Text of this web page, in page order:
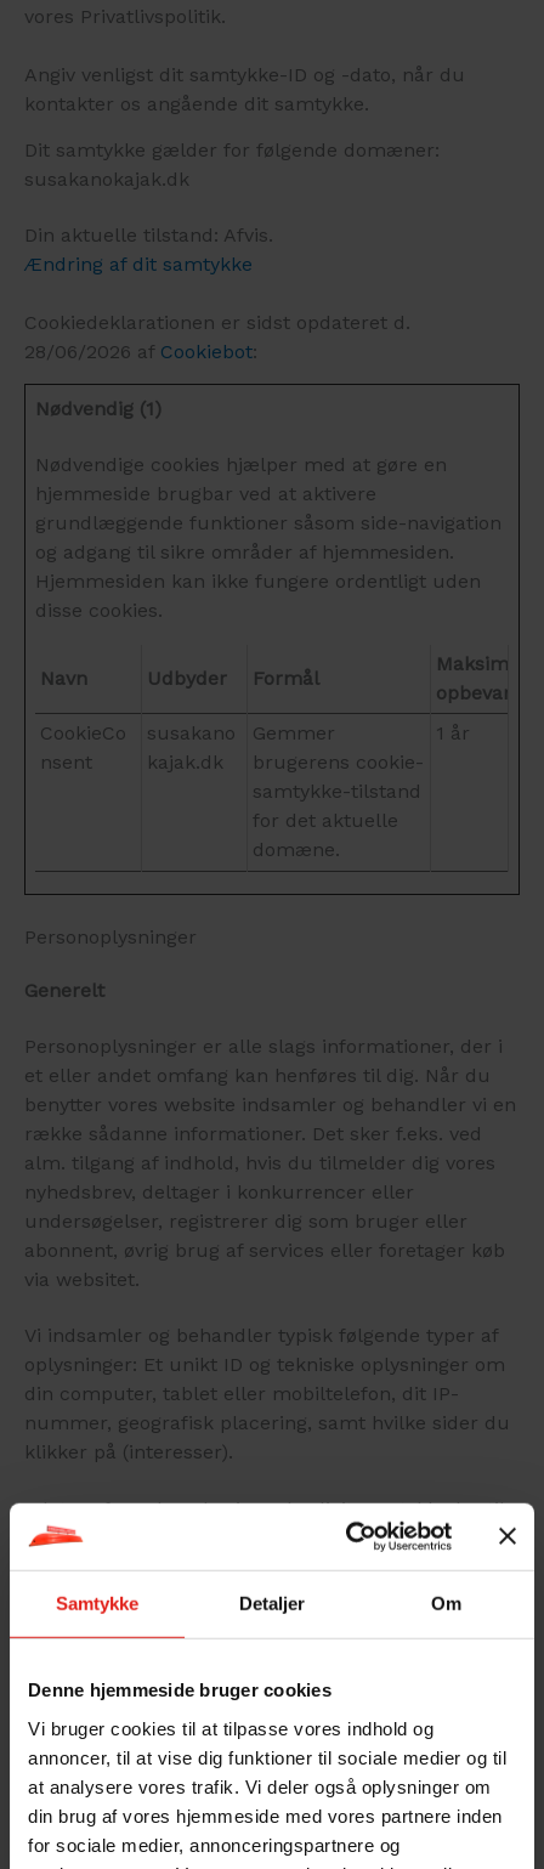
Samtykke Detaljer Om
Denne hjemmeside bruger cookies
Vi bruger cookies til at tilpasse vores indhold og
annoncer, til at vise dig funktioner til sociale medier og til
at analysere vores trafik. Vi deler også oplysninger om
din brug af vores hjemmeside med vores partnere inden
for sociale medier, annonceringspartnere og
vores Privatlivspolitik.
Angiv venligst dit samtykke-ID og -dato, når du
kontakter os angående dit samtykke.
Dit samtykke gælder for følgende domæner:
susakanokajak.dk
Din aktuelle tilstand: Afvis.
Ændring af dit samtykke
Cookiedeklarationen er sidst opdateret d.
28/06/2026 af Cookiebot:
Nødvendig (1)
Nødvendige cookies hjælper med at gøre en
hjemmeside brugbar ved at aktivere
grundlæggende funktioner såsom side-navigation
og adgang til sikre områder af hjemmesiden.
Hjemmesiden kan ikke fungere ordentligt uden
disse cookies.
Navn Udbyder Formål
Maksimal
CookieCo
nsent
susakano
kajak.dk
Gemmer
brugerens cookie-
samtykke-tilstand
for det aktuelle
domæne.
1 år
Personoplysninger
Generelt
Personoplysninger er alle slags informationer, der i
et eller andet omfang kan henføres til dig. Når du
benytter vores website indsamler og behandler vi en
række sådanne informationer. Det sker f.eks. ved
alm. tilgang af indhold, hvis du tilmelder dig vores
nyhedsbrev, deltager i konkurrencer eller
undersøgelser, registrerer dig som bruger eller
abonnent, øvrig brug af services eller foretager køb
via websitet.
Vi indsamler og behandler typisk følgende typer af
oplysninger: Et unikt ID og tekniske oplysninger om
din computer, tablet eller mobiltelefon, dit IP-
nummer, geografisk placering, samt hvilke sider du
klikker på (interesser).
I det omfang du selv giver eksplicit samtykke hertil
og selv indtaster informationerne behandles
desuden: Navn, telefonnummer, e-mail, adresse og
betalingsoplysninger. Det vil typisk være i forbindelse
Sikkerhed
Vi har truffet tekniske og organisatoriske
foranstaltninger mod, at dine oplysninger hændeligt
eller ulovligt bliver slettet, offentliggjort, fortabt,
forringet eller kommer til uvedkommendes
kendskab, misbruges eller i øvrigt behandles i strid